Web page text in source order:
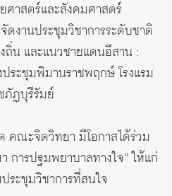
าสตร์และสังคมศาสตร์
งานประชุมวิชาการระดับชาติ
น และแนวชายแดนอีสาน :
ระชุมพิมานราชพฤกษ์ โรงแรม
ภัฏบุรีรัมย์
คณะจิตวิทยา มีโอกาสได้ร่วม
การปฐมพยาบาลทางใจ” ให้แก่
ระชุมวิชาการที่สนใจ